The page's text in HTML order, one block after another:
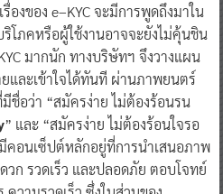
องของ e–KYC จะมีการพูดถึงมาใน
โภคหรือผู้ใช้งานอาจจะยังไม่คุ้นชิน
มากนัก ทางบริษัทฯ จึงวางแผน
และเข้าใจได้ทันที ผ่านภาพยนตร์
อว่า “สมัครง่าย ไม่ต้องร้อนรน
” และ “สมัครง่าย ไม่ต้องร้อนใจรอ
คอนเซ็ปต์หลักอยู่ที่การนำเสนอภาพ
ก รวดเร็ว และปลอดภัย ตอบโจทย์